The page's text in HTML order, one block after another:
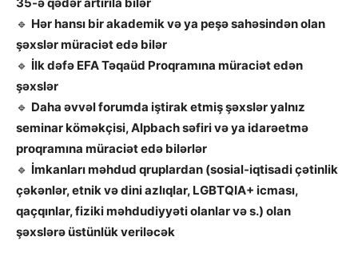
🔹 Hər hansı bir akademik və ya peşə sahəsindən olan
şəxslər müraciət edə bilər
🔹 İlk dəfə EFA Təqaüd Proqramına müraciət edən
şəxslər
🔹 Daha əvvəl forumda iştirak etmiş şəxslər yalnız
seminar köməkçisi, Alpbach səfiri və ya idarəetmə
proqramına müraciət edə bilərlər
🔹 İmkanları məhdud qruplardan (sosial-iqtisadi çətinlik
çəkənlər, etnik və dini azlıqlar, LGBTQIA+ icması,
qaçqınlar, fiziki məhdudiyyəti olanlar və s.) olan
şəxslərə üstünlük veriləcək